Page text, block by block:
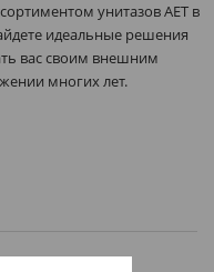
унитазов AET в
идеальные решения
вас своим внешним
многих лет.